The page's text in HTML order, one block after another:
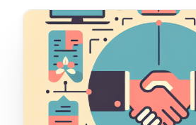
Schijnzelfstandigheid
met de Wet DBA
You may also like